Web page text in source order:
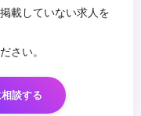
載していない求人を
さい。
談する